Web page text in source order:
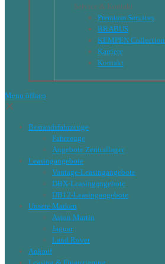
Service & Kontakt
Premium Services
BRABUS
KEMPEN Collection
Karriere
Kontakt
Menu öffnen
✕
Bestandsfahrzeuge
Fahrzeuge
Angebote Zentrallager
Leasingangebote
Vantage-Leasingangebote
DBX-Leasingangebote
DB12-Leasingangebote
Unsere Marken
Aston Martin
Jaguar
Land Rover
Ankauf